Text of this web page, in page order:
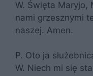
W. Święta Maryjo,
nami grzesznymi
naszej. Amen.
P. Oto ja
W. Niech mi się